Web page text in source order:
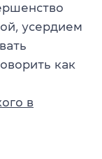
усердием
как
в